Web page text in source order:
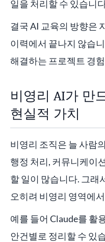
일을 처리할 수 있습니
결국 AI 교육의 방향은
이력에서 끝나지 않습
해결하는 프로젝트 경
비영리 AI가 만
현실적 가치
비영리 조직은 늘 사람
행정 처리, 커뮤니케이
할 일이 많습니다. 그래
오히려 비영리 영역에
예를 들어 Claude를 활
안건별로 정리할 수 있